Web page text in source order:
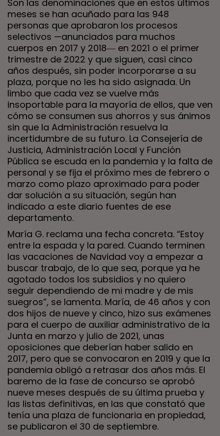
Son las denominaciones que en estos últimos
meses se han acuñado para las 948
personas que aprobaron los procesos
selectivos —anunciados para muchos
cuerpos en 2017 y 2018― en 2021 o el primer
trimestre de 2022 y que siguen, casi cinco
años después, sin poder incorporarse a su
plaza, porque no les ha sido asignada. Un
limbo que cada vez se vuelve más
insoportable para la mayoría de ellos, que ven
cómo se consumen sus ahorros y sus ánimos
sin que la Administración resuelva la
incertidumbre de su futuro. La Consejería de
Justicia, Administración Local y Función
Pública se escuda en la pandemia y la falta de
personal y se fija el próximo mes de febrero o
marzo como plazo aproximado para poder
dar solución a su situación, según han
indicado a este diario fuentes de ese
departamento.
María G. reclama una fecha concreta. “Estoy
entre la espada y la pared. Cuando terminen
las vacaciones de Navidad voy a empezar a
buscar trabajo, de lo que sea, porque ya he
agotado todos los subsidios y no quiero
seguir dependiendo de mi madre y de mis
suegros”, se lamenta. María, de 46 años y con
dos hijos de nueve y cinco, hizo sus exámenes
para el cuerpo de auxiliar administrativo de la
Junta en marzo y julio de 2021, unas
oposiciones que deberían haber salido en
2017, pero que se convocaron en 2019 y que la
pandemia obligó a retrasar dos años más. El
baremo de la fase de concurso se aprobó
nueve meses después de su última prueba y
las listas definitivas, en las que constató que
tenía una plaza de funcionaria en propiedad,
se publicaron el 30 de septiembre.